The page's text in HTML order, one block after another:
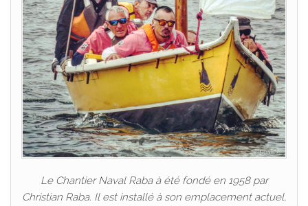
Le Chantier Naval Raba à été fondé en 1958 par
Christian Raba. Il est installé à son emplacement actuel,